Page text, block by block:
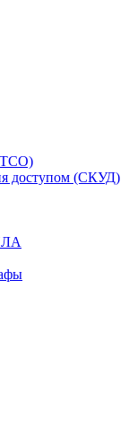
доступом (СКУД)